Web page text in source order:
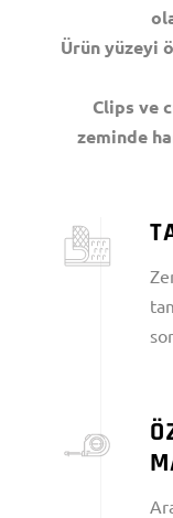
Ürün yüzeyi
Clips ve
zeminde